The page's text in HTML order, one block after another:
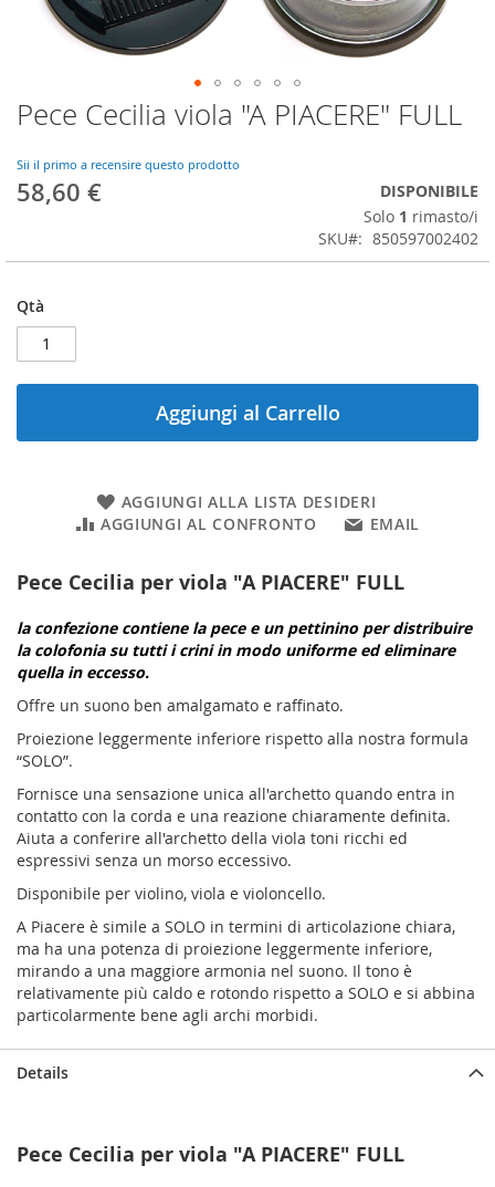
Vai
all'inizio
galleria
di
Pece Cecilia viola "A PIACERE" FULL
Sii il primo a recensire questo prodotto
58,60 €
DISPONIBILE
Solo 1 rimasto/i
SKU
850597002402
Qtà
Aggiungi al Carrello
AGGIUNGI ALLA LISTA DESIDERI
AGGIUNGI AL CONFRONTO
EMAIL
Pece Cecilia per viola "A PIACERE" FULL
la confezione contiene la pece e un pettinino per distribuire
la colofonia su tutti i crini in modo uniforme ed eliminare
quella in eccesso.
Offre un suono ben amalgamato e raffinato.
Proiezione leggermente inferiore rispetto alla nostra formula
“SOLO”.
Fornisce una sensazione unica all'archetto quando entra in
contatto con la corda e una reazione chiaramente definita.
Aiuta a conferire all'archetto della viola toni ricchi ed
espressivi senza un morso eccessivo.
Disponibile per violino, viola e violoncello.
A Piacere è simile a SOLO in termini di articolazione chiara,
ma ha una potenza di proiezione leggermente inferiore,
mirando a una maggiore armonia nel suono. Il tono è
relativamente più caldo e rotondo rispetto a SOLO e si abbina
particolarmente bene agli archi morbidi.
Details
Pece Cecilia per viola "A PIACERE" FULL